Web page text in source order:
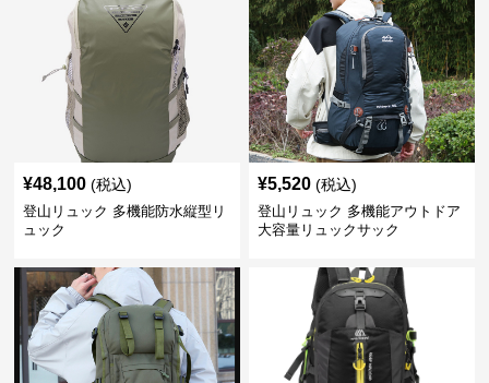
¥48,100 (税込)
登山リュック 多機能防水縦型リ
ュック
¥5,520 (税込)
登山リュック 多機能アウトドア
大容量リュックサック